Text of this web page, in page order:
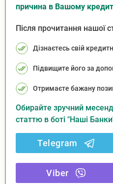
причина в Вашому
Після прочитання нашої
Дізнаєтесь свій
Підвищите його за
Отримаєте бажану
Обирайте зручний
статтю в боті "Наші
Telegram
Viber